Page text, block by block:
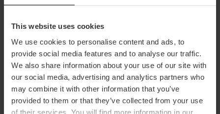
This website uses cookies
We use cookies to personalise content and ads, to
provide social media features and to analyse our traffic.
We also share information about your use of our site with
our social media, advertising and analytics partners who
may combine it with other information that you’ve
provided to them or that they’ve collected from your use
of their services. You will find more information in our
Das Geheimnis dieses Mixgetränks liegt in der
zu Hause zubereiten, der eine Hommage an unsere
Huerta und den Himmel mit geschützter
Ursprungsbezeichnung ist
Zutaten